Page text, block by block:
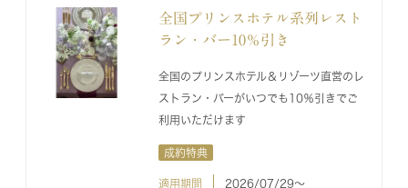
全国プリンスホテル系列レスト
ラン・バー10％引き
全国のプリンスホテル＆リゾーツ直営のレ
ストラン・バーがいつでも10％引きでご
利用いただけます
成約特典
適用期間
2026/07/29〜